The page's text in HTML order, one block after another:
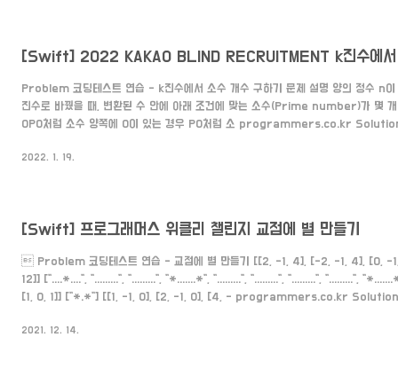
[Swift] 2022 KAKAO BLIND RECRUITMENT k진수에서
Problem 코딩테스트 연습 - k진수에서 소수 개수 구하기 문제 설명 양의 정수 n이
진수로 바꿨을 때, 변환된 수 안에 아래 조건에 맞는 소수(Prime number)가 몇 개
0P0처럼 소수 양쪽에 0이 있는 경우 P0처럼 소 programmers.co.kr Solution
change.split(separator: "0") 3. 소수인지 판별한다. func
2022. 1. 19.
[Swift] 프로그래머스 위클리 챌린지 교점에 별 만들기
 Problem 코딩테스트 연습 - 교점에 별 만들기 [[2, -1, 4], [-2, -1, 4], [0,
12]] ["....*....", ".........", ".........", "*.......*", ".........", ".........", ".........", ".........",
[1, 0, 1]] ["*.*"] [[1, -1, 0], [2, -1, 0], [4, - programmers.co.kr Solution 해
2021. 12. 14.